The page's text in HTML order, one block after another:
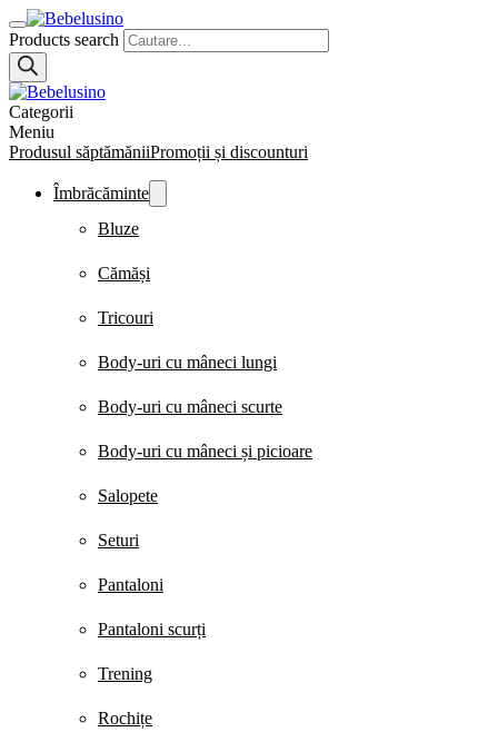
Products search
Categorii
Meniu
Produsul săptămăniiPromoții și discounturi
Îmbrăcăminte
Bluze
Cămăși
Tricouri
Body-uri cu mâneci lungi
Body-uri cu mâneci scurte
Body-uri cu mâneci și picioare
Salopete
Seturi
Pantaloni
Pantaloni scurți
Trening
Rochițe